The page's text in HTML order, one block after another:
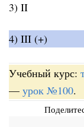
3) II
4) III (+)
Учебный курс:
— урок №100.